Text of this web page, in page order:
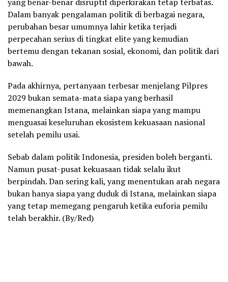
Dalam banyak pengalaman politik di berbagai negara,
perubahan besar umumnya lahir ketika terjadi
perpecahan serius di tingkat elite yang kemudian
bertemu dengan tekanan sosial, ekonomi, dan politik dari
bawah.
Pada akhirnya, pertanyaan terbesar menjelang Pilpres
2029 bukan semata-mata siapa yang berhasil
memenangkan Istana, melainkan siapa yang mampu
menguasai keseluruhan ekosistem kekuasaan nasional
setelah pemilu usai.
Sebab dalam politik Indonesia, presiden boleh berganti.
Namun pusat-pusat kekuasaan tidak selalu ikut
berpindah. Dan sering kali, yang menentukan arah negara
bukan hanya siapa yang duduk di Istana, melainkan siapa
yang tetap memegang pengaruh ketika euforia pemilu
telah berakhir. (By/Red)